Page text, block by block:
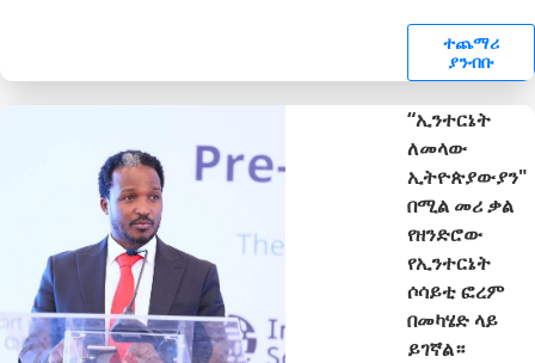
ተጨማሪ
ያንብቡ
“ኢንተርኔት
ለመላው
ኢትዮጵያውያን"
በሚል መሪ ቃል
የዘንድሮው
የኢንተርኔት
ሶሳይቲ ፎረም
በመካሄድ ላይ
ይገኛል።